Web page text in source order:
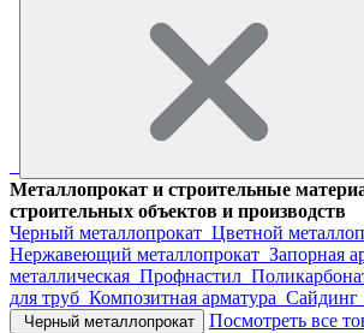
Металлопрокат и строительные
строительных объектов и производств
Черный металлопрокат Цветной
Нержавеющий металлопрокат Запорная
металлическая Профнастил
для труб Композитная арматура Сайдинг
Черный металлопрокат
Посмотреть все